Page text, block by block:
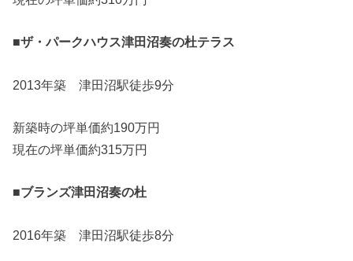
■ザ・パークハウス津田沼奏の杜テラス
2013年築 津田沼駅徒歩9分
新築時の坪単価約190万円
現在の坪単価約315万円
■ブランズ津田沼奏の杜
2016年築 津田沼駅徒歩8分